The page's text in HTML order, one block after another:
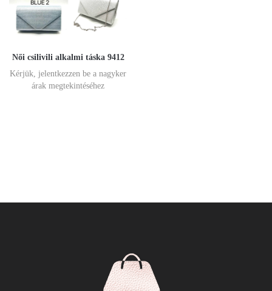
Női csilivili alkalmi táska 9412
Kérjük, jelentkezzen be a nagyker
árak megtekintéséhez